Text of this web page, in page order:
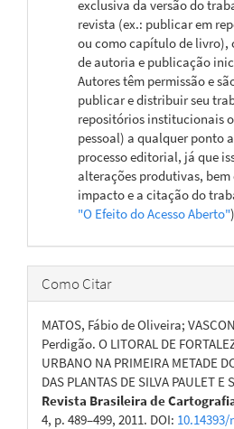
exclusiva da versão do
revista (ex.: publicar em
ou como capítulo de livro),
de autoria e publicação
Autores têm permissão e
publicar e distribuir seu
repositórios institucionais
pessoal) a qualquer ponto
processo editorial, já que
alterações produtivas,
impacto e a citação do
"O Efeito do Acesso Aberto"
Como Citar
MATOS, Fábio de Oliveira;
Perdigão. O LITORAL DE
URBANO NA PRIMEIRA METADE
DAS PLANTAS DE SILVA PAULET E
Revista Brasileira de
4, p. 489–499, 2011. DOI: